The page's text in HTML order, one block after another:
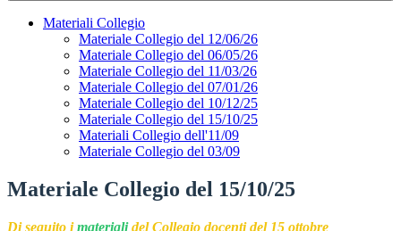
Materiali Collegio
Materiale Collegio del 12/06/26
Materiale Collegio del 06/05/26
Materiale Collegio del 11/03/26
Materiale Collegio del 07/01/26
Materiale Collegio del 10/12/25
Materiale Collegio del 15/10/25
Materiali Collegio dell'11/09
Materiale Collegio del 03/09
Materiale Collegio del 15/10/25
Di seguito imaterialidel Collegio docenti del 15 ottobre